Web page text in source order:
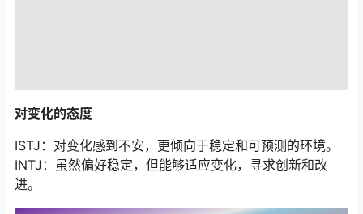
对变化的态度
ISTJ：对变化感到不安，更倾向于稳定和可预测的环境。
INTJ：虽然偏好稳定，但能够适应变化，寻求创新和改
进。